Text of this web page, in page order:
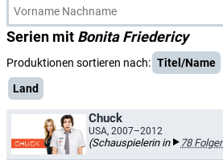
Serien mit Bonita Friedericy
Produktionen sortieren nach: Titel/Name
Land
Chuck
USA, 2007–2012
(Schauspielerin in 78